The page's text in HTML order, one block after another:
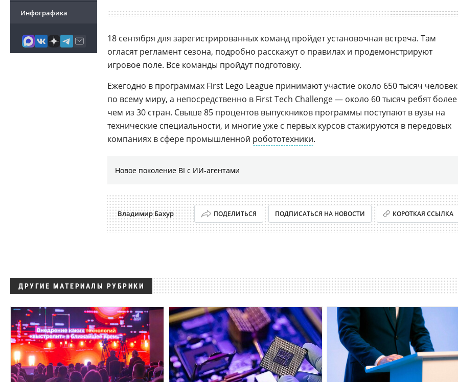
Инфографика
18 сентября для зарегистрированных команд пройдет установочная встреча. Там
огласят регламент сезона, подробно расскажут о правилах и продемонстрируют
игровое поле. Все команды пройдут подготовку.
Ежегодно в программах First Lego League принимают участие около 650 тысяч человек
по всему миру, а непосредственно в First Tech Challenge — около 60 тысяч ребят более
чем из 30 стран. Свыше 85 процентов выпускников программы поступают в вузы на
технические специальности, и многие уже с первых курсов стажируются в передовых
компаниях в сфере промышленной робототехники.
Новое поколение BI с ИИ-агентами
Владимир Бахур ПОДЕЛИТЬСЯ ПОДПИСАТЬСЯ НА НОВОСТИ КОРОТКАЯ ССЫЛКА
ДРУГИЕ МАТЕРИАЛЫ РУБРИКИ